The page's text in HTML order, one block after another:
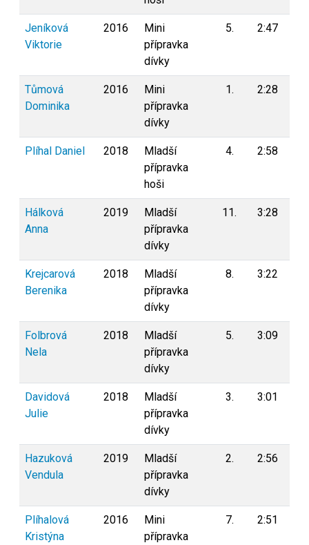
Jeníková
Viktorie
2016
Mini
přípravka
dívky
5. 2:47
Tůmová
Dominika
2016
Mini
přípravka
dívky
1. 2:28
Plíhal Daniel 2018
Mladší
přípravka
hoši
4. 2:58
Hálková
Anna
2019
Mladší
přípravka
dívky
11. 3:28
Krejcarová
Berenika
2018
Mladší
přípravka
dívky
8. 3:22
Folbrová
Nela
2018
Mladší
přípravka
dívky
5. 3:09
Davidová
Julie
2018
Mladší
přípravka
dívky
3. 3:01
Hazuková
Vendula
2019
Mladší
přípravka
dívky
2. 2:56
Plíhalová
Kristýna
2016
Mini
přípravka
7. 2:51